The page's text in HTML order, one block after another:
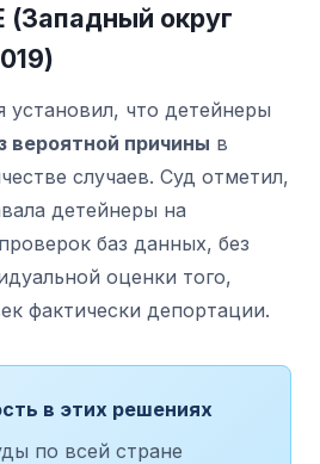
(Западный округ
установил, что детейнеры
вероятной причины в
случаев. Суд отметил,
детейнеры на
баз данных, без
оценки того,
фактически депортации.
в этих решениях
по всей стране